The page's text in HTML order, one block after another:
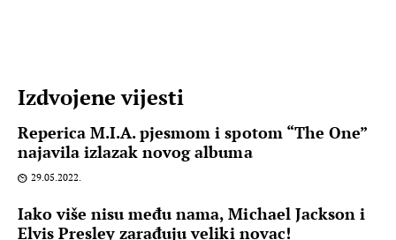
Izdvojene vijesti
Reperica M.I.A. pjesmom i spotom “The One”
najavila izlazak novog albuma
29.05.2022.
Iako više nisu među nama, Michael Jackson i
Elvis Presley zarađuju veliki novac!